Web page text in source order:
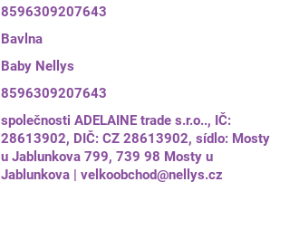
8596309207643
Bavlna
Baby Nellys
8596309207643
společnosti ADELAINE trade s.r.o.., IČ:
28613902, DIČ: CZ 28613902, sídlo: Mosty
u Jablunkova 799, 739 98 Mosty u
Jablunkova | velkoobchod@nellys.cz